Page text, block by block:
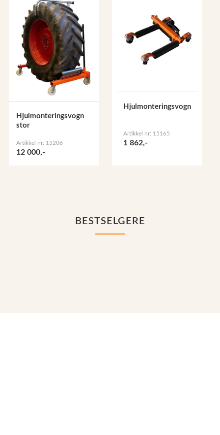
Hjulmonteringsvogn
stor
Artikkel nr: 15206
12 000,-
Hjulmonteringsvogn
Artikkel nr: 15165
1 862,-
BESTSELGERE